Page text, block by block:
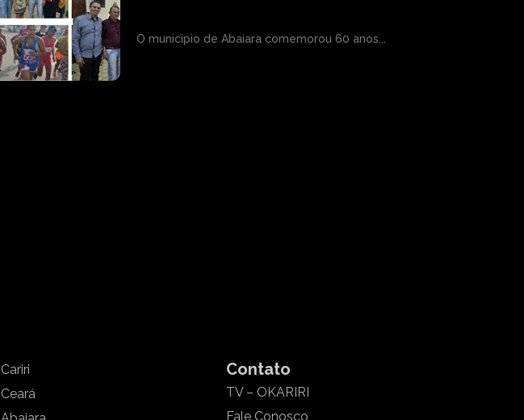
O município de Abaiara comemorou 60 anos...
Cariri
Ceará
Contato
TV – OKARIRI
Fale Conosco